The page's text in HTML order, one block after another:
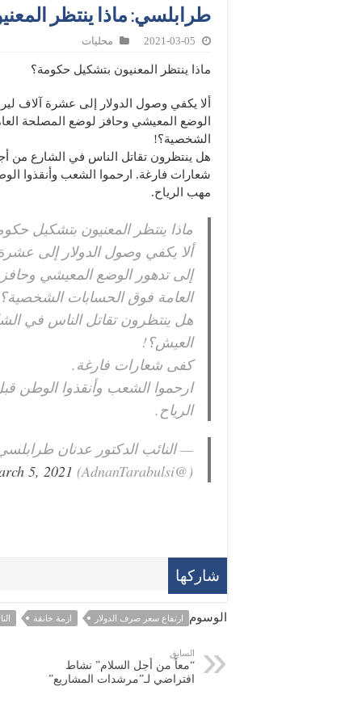
طرابلسي: ماذا ينتظر
2021-03-05 محليات
ماذا ينتظر المعنيون بتشكيل حكومة؟
ألا يكفي وصول الدولار إلى عشرة آلاف
الوضع المعيشي وحافز لوضع المصلحة
الشخصية؟!
هل ينتظرون تقاتل الناس في الشارع من
شعارات فارغة. ارحموا الشعب وأنقذوا
مهب الرياح.
ماذا ينتظر المعنيون بتشكيل
ألا يكفي وصول الدولار إلى
إلى تدهور الوضع المعيشي
العامة فوق الحسابات
هل ينتظرون تقاتل الناس في
العيش؟!
كفى شعارات فارغة.
ارحموا الشعب وأنقذوا الوطن
الرياح.
— النائب الدكتور عدنان
(@AdnanTarabulsi)
5, 2021
شاركها
الوسوم ارتفاع سعر صرف الدولار ازمة خانقة
السابق
“معاً من أجل السلام” نشاط
افتراضي لـ”مرشدات المشاريع”